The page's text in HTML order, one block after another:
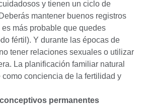
y tienen un ciclo de
mantener buenos registros
más probable que quedes
fértil). Y durante las épocas de
tener relaciones sexuales o utilizar
La planificación familiar natural
conciencia de la fertilidad y
permanentes